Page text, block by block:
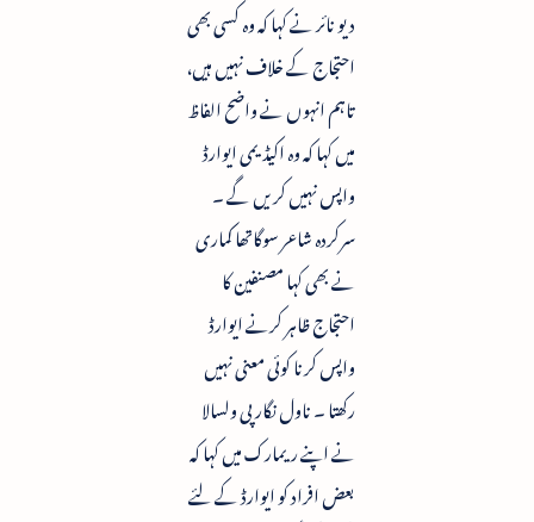
دیو نائر نے کہا کہ وہ کسی بھی
احتجاج کے خلاف نہیں ہیں،
تاہم انہوں نے واضح الفاظ
میں کہا کہ وہ اکیڈیمی ایوارڈ
واپس نہیں کریں گے ۔
سرکردہ شاعر سوگاتھا کماری
نے بھی کہا مصنفین کا
احتجاج ظاہر کرنے ایوارڈ
واپس کرنا کوئی معنی نہیں
رکھتا ۔ ناول نگار پی ولسالا
نے اپنے ریمارک میں کہا کہ
بعض افراد کو ایوارڈ کے لئے